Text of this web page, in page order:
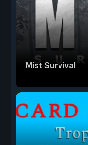
Mist Survival